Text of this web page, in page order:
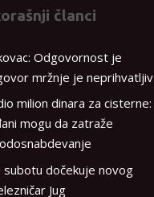
članci
Odgovornost je
mržnje je neprihvatljiv
milion dinara za cisterne:
mogu da zatraže
subotu dočekuje novog
Jug